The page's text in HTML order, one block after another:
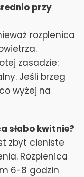
przy
rozplenica
zasadzie:
Jeśli brzeg
wyżej na
słabo kwitnie?
zbyt cieniste
Rozplenica
6-8 godzin